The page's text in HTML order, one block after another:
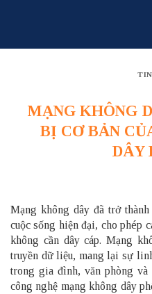
MẠNG KHÔNG
BỊ CƠ BẢN
DÂY
Mạng không dây đã trở
cuộc sống hiện đại, cho phép
không cần dây cáp. Mạng
truyền dữ liệu, mang lại sự
trong gia đình, văn phòng
công nghệ mạng không dây